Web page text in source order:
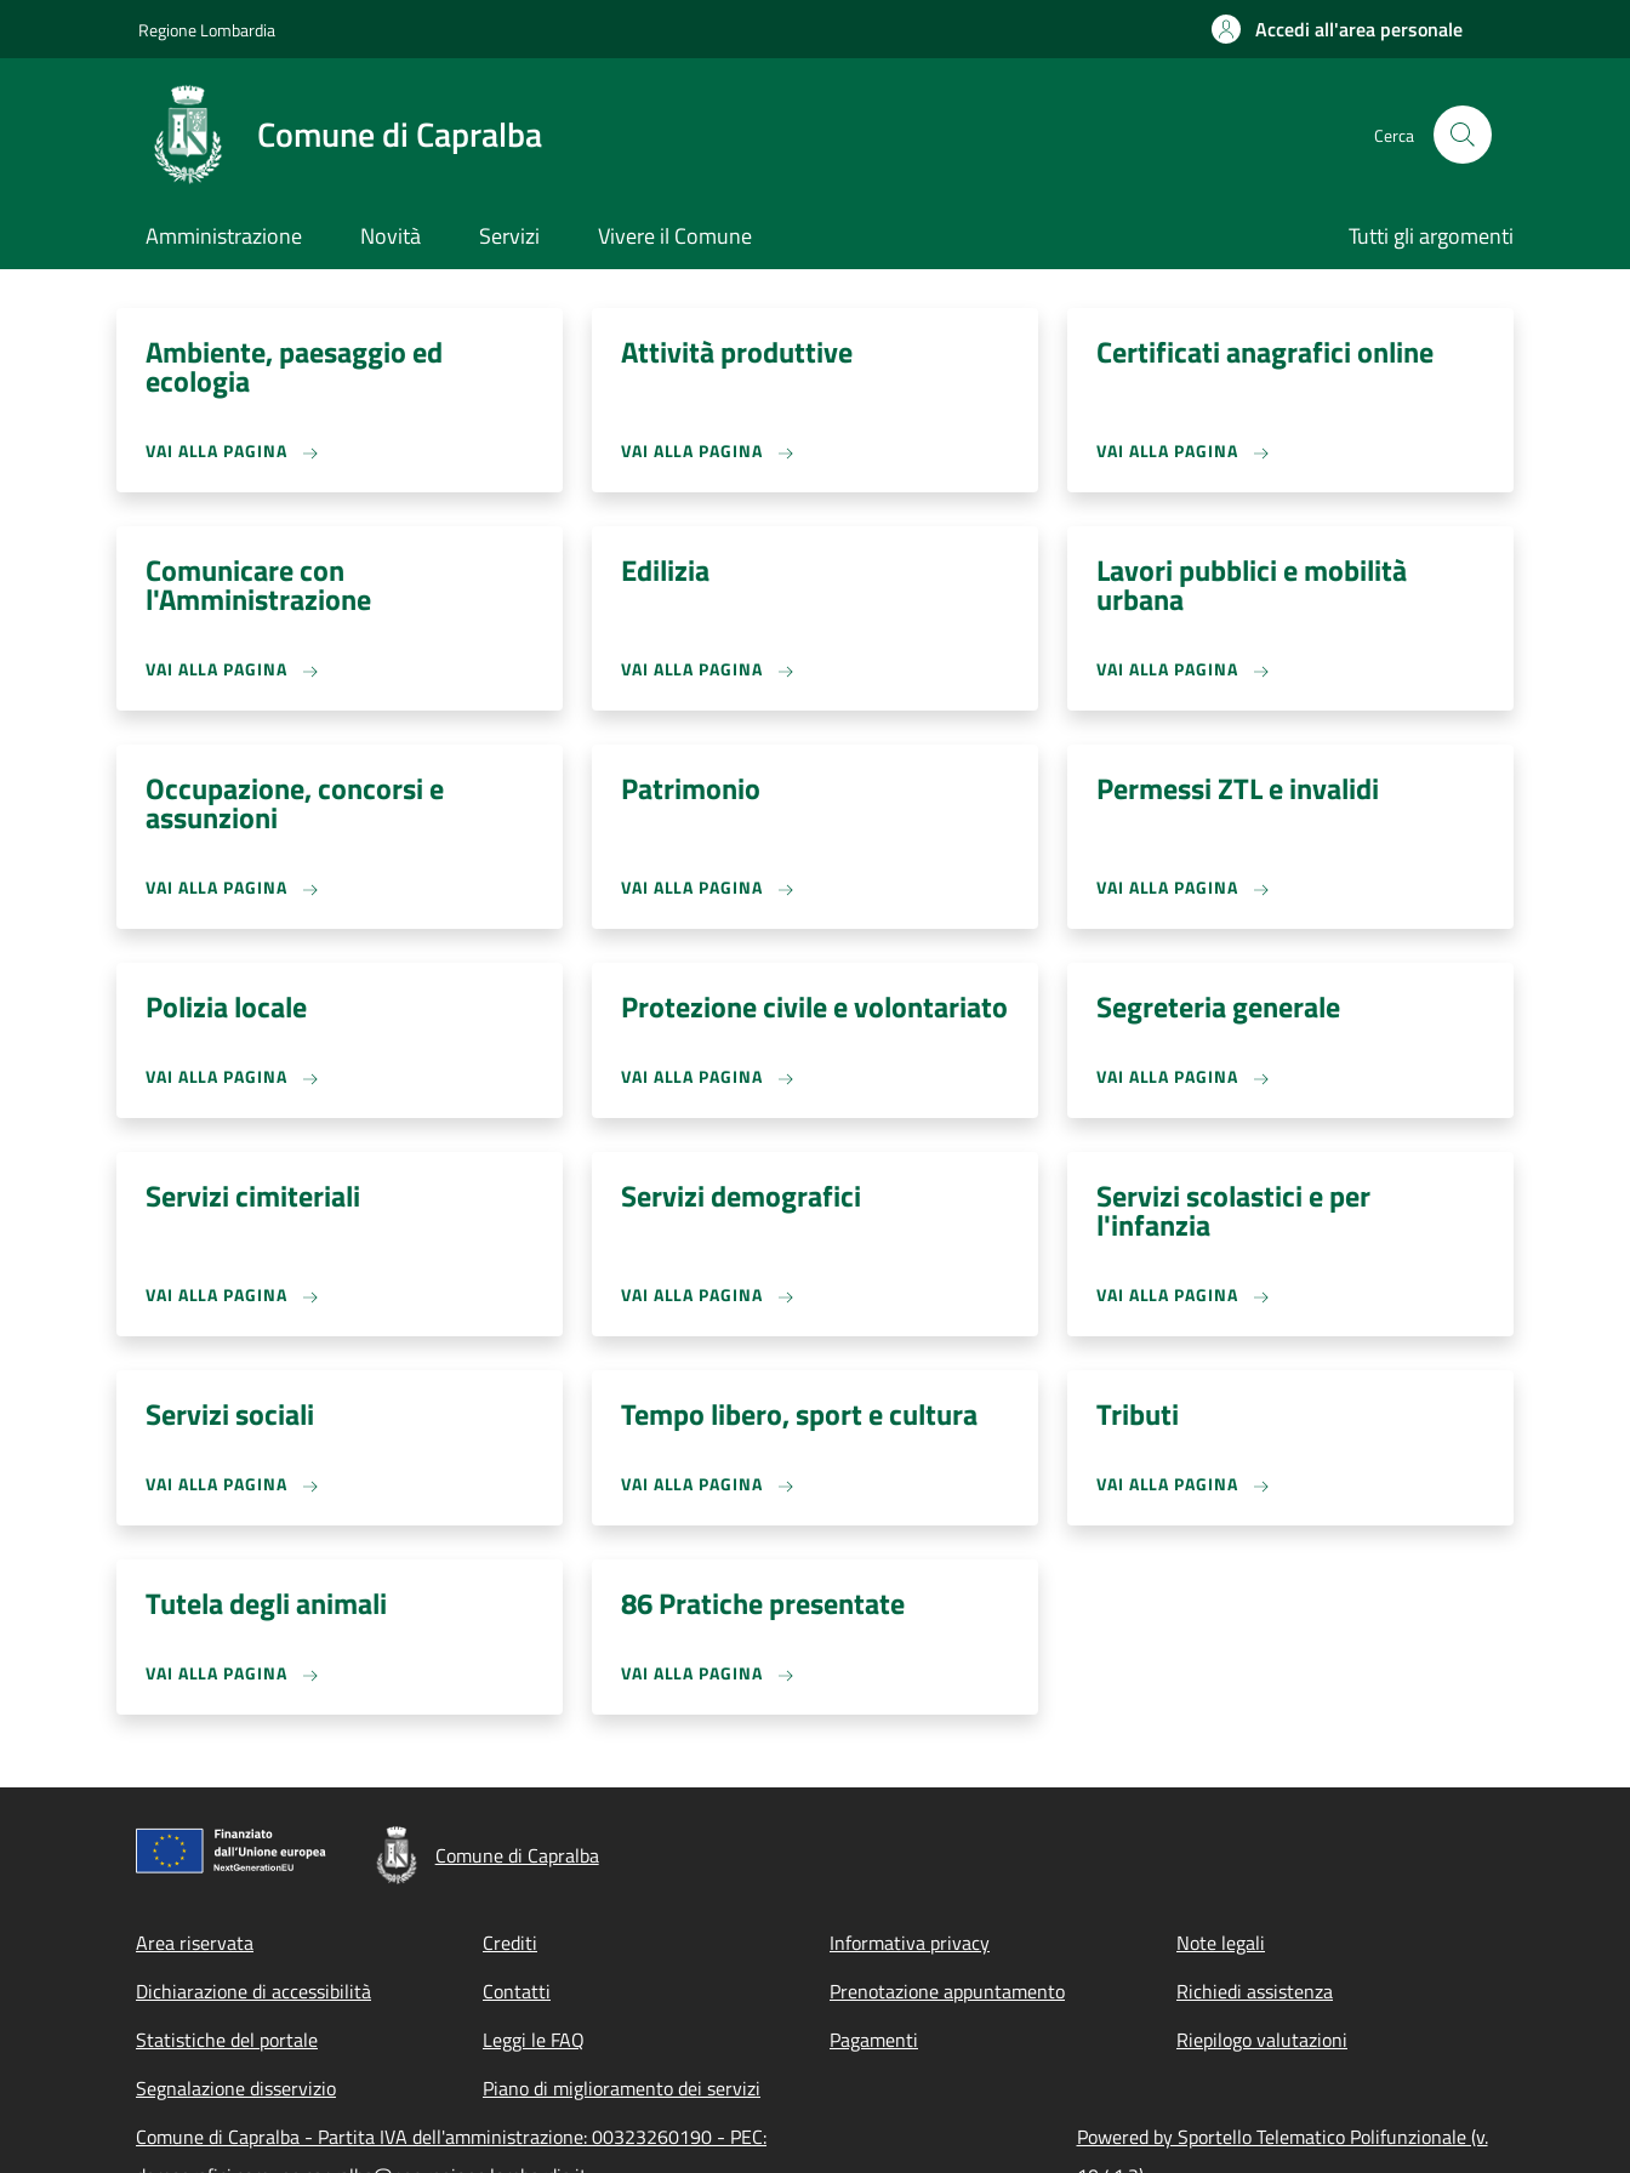
Regione Lombardia Accedi all'area personale
Comune di Capralba Cerca
Amministrazione Novità Servizi Vivere il Comune Tutti gli argomenti
Ambiente, paesaggio ed
ecologia
VAI ALLA PAGINA
Attività produttive
VAI ALLA PAGINA
Certificati anagrafici online
VAI ALLA PAGINA
Comunicare con
l'Amministrazione
VAI ALLA PAGINA
Edilizia
VAI ALLA PAGINA
Lavori pubblici e mobilità
urbana
VAI ALLA PAGINA
Occupazione, concorsi e
assunzioni
VAI ALLA PAGINA
Patrimonio
VAI ALLA PAGINA
Permessi ZTL e invalidi
VAI ALLA PAGINA
Polizia locale
VAI ALLA PAGINA
Protezione civile e volontariato
VAI ALLA PAGINA
Segreteria generale
VAI ALLA PAGINA
Servizi cimiteriali
VAI ALLA PAGINA
Servizi demografici
VAI ALLA PAGINA
Servizi scolastici e per
l'infanzia
VAI ALLA PAGINA
Servizi sociali
VAI ALLA PAGINA
Tempo libero, sport e cultura
VAI ALLA PAGINA
Tributi
VAI ALLA PAGINA
Tutela degli animali
VAI ALLA PAGINA
86 Pratiche presentate
VAI ALLA PAGINA
Comune di Capralba
Footer menu
Area riservata Crediti Informativa privacy
Note legali
Dichiarazione di accessibilità
Contatti Prenotazione appuntamento
Richiedi assistenza
Statistiche del portale
Leggi le FAQ Pagamenti
Riepilogo valutazioni
Segnalazione disservizio
Piano di miglioramento dei servizi
Comune di Capralba - Partita IVA dell'amministrazione: 00323260190 - PEC:
Powered by Sportello Telematico Polifunzionale (v.